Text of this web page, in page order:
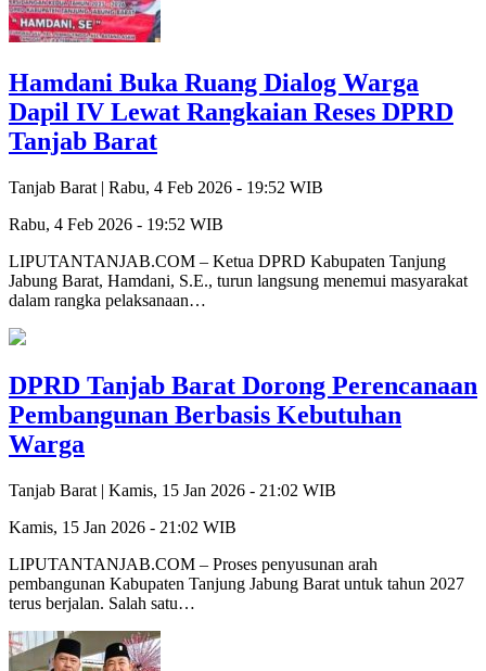
Hamdani Buka Ruang Dialog Warga
Dapil IV Lewat Rangkaian Reses DPRD
Tanjab Barat
Tanjab Barat | Rabu, 4 Feb 2026 - 19:52 WIB
Rabu, 4 Feb 2026 - 19:52 WIB
LIPUTANTANJAB.COM – Ketua DPRD Kabupaten Tanjung
Jabung Barat, Hamdani, S.E., turun langsung menemui masyarakat
dalam rangka pelaksanaan…
DPRD Tanjab Barat Dorong Perencanaan
Pembangunan Berbasis Kebutuhan
Warga
Tanjab Barat | Kamis, 15 Jan 2026 - 21:02 WIB
Kamis, 15 Jan 2026 - 21:02 WIB
LIPUTANTANJAB.COM – Proses penyusunan arah
pembangunan Kabupaten Tanjung Jabung Barat untuk tahun 2027
terus berjalan. Salah satu…